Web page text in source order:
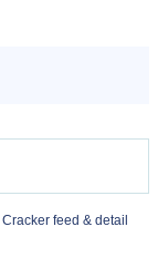
feed & detail